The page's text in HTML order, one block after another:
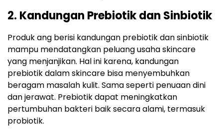
2. Kandungan Prebiotik dan Sinbiotik
Produk ang berisi kandungan prebiotik dan sinbiotik
mampu mendatangkan peluang usaha skincare
yang menjanjikan. Hal ini karena, kandungan
prebiotik dalam skincare bisa menyembuhkan
beragam masalah kulit. Sama seperti penuaan dini
dan jerawat. Prebiotik dapat meningkatkan
pertumbuhan bakteri baik secara alami, termasuk
probiotik.